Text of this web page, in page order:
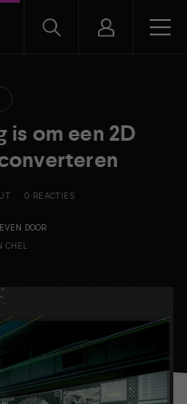
om een 2D
0 REACTIES
DOOR
CHEL